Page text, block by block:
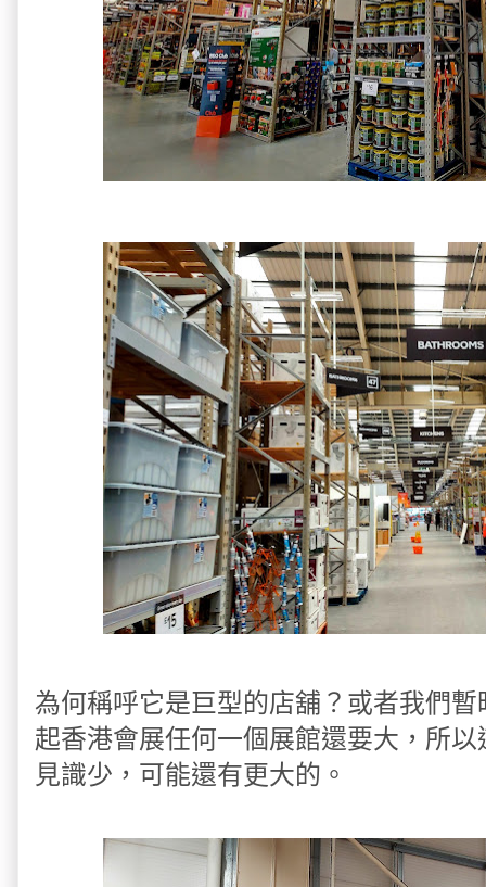
為何稱呼它是巨型的店舖？或者我們
起香港會展任何一個展館還要大，所
見識少，可能還有更大的。